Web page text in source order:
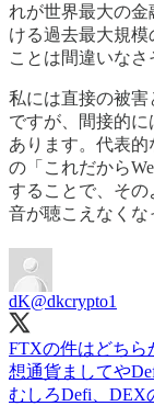
れが世界最大の
ける過去最大規
ことは間違いなさ
私には直接の被
ですが、間接的
あります。代表的
の「これだから
することで、その
音が聴こえなくな
dK@dkcrypto1
FTXの件はどちら
想通貨ましてや
むしろDefi、DEX